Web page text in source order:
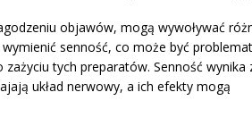
objawów, mogą wywoływać
senność, co może być
tych preparatów. Senność wynika
układ nerwowy, a ich efekty mogą